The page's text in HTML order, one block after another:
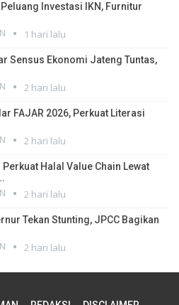
Investasi IKN, Furnitur
1 hari lalu
Sensus Ekonomi Jateng Tuntas,
2 hari lalu
FAJAR 2026, Perkuat Literasi
2 hari lalu
Perkuat Halal Value Chain Lewat
2 hari lalu
Tekan Stunting, JPCC Bagikan
2 hari lalu